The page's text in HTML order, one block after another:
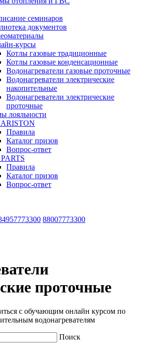
семинаров
документов
курсы
Котлы газовые традиционные
Котлы газовые конденсационные
Водонагреватели газовые проточные
Водонагреватели электрические
накопительные
Водонагреватели электрические
проточные
лояльности
Правила
Каталог призов
Вопрос-ответ
Правила
Каталог призов
Вопрос-ответ
88007773300
проточные
с обучающим онлайн курсом по
водонагревателям
Поиск